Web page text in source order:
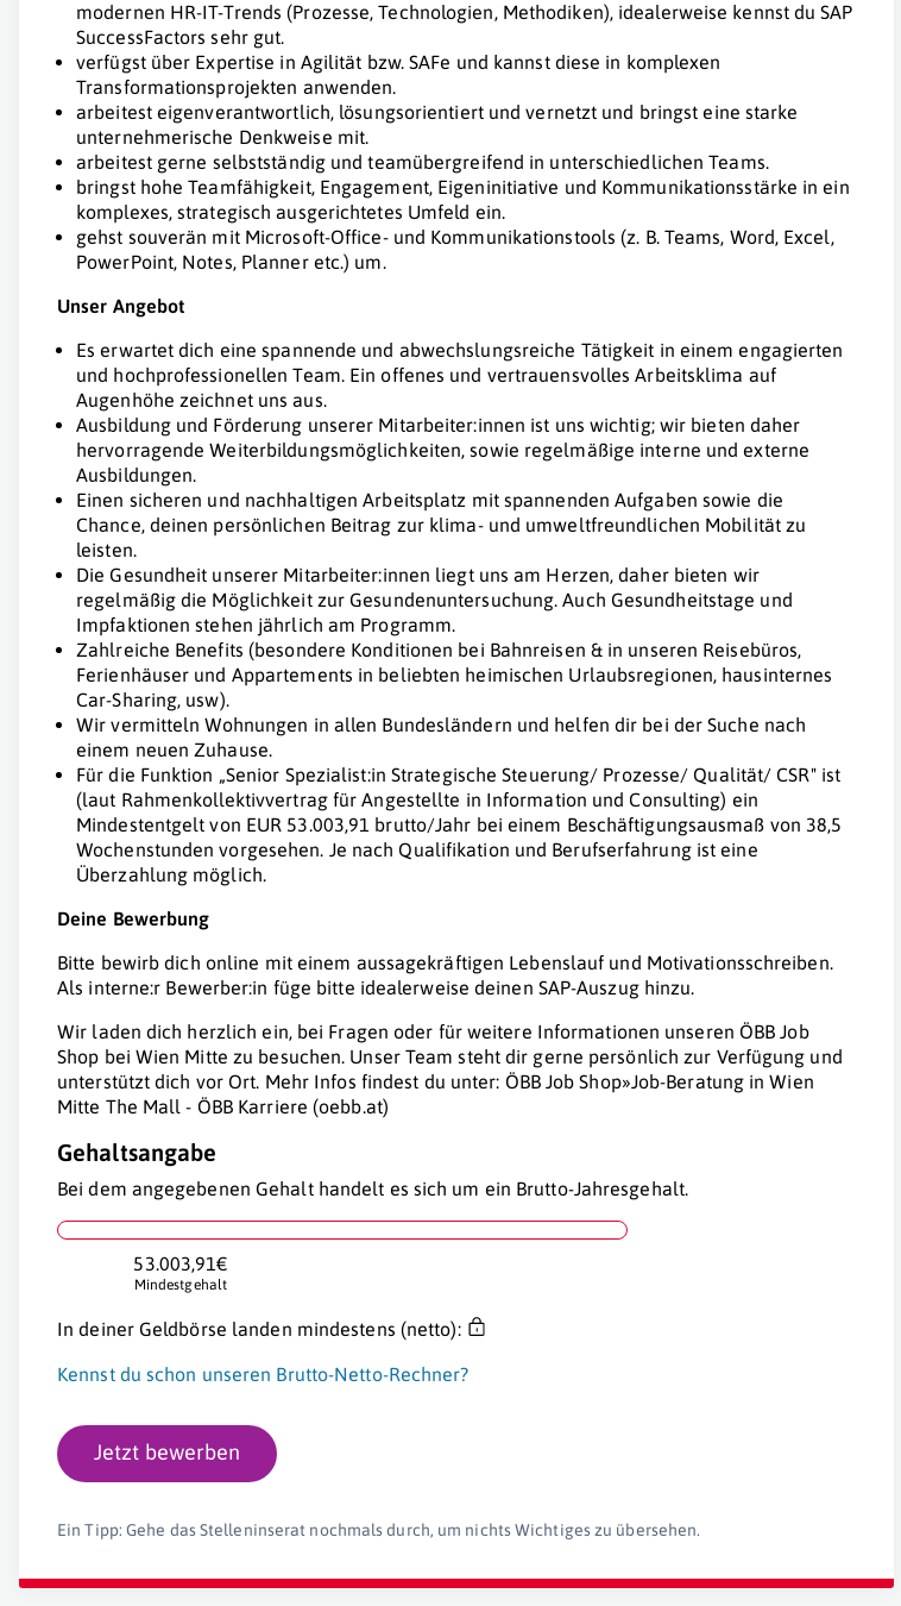
modernen HR-IT-Trends (Prozesse, Technologien, Methodiken), idealerweise kennst du SAP
SuccessFactors sehr gut.
verfügst über Expertise in Agilität bzw. SAFe und kannst diese in komplexen
Transformationsprojekten anwenden.
arbeitest eigenverantwortlich, lösungsorientiert und vernetzt und bringst eine starke
unternehmerische Denkweise mit.
arbeitest gerne selbstständig und teamübergreifend in unterschiedlichen Teams.
bringst hohe Teamfähigkeit, Engagement, Eigeninitiative und Kommunikationsstärke in ein
komplexes, strategisch ausgerichtetes Umfeld ein.
gehst souverän mit Microsoft-Office- und Kommunikationstools (z. B. Teams, Word, Excel,
PowerPoint, Notes, Planner etc.) um.
Unser Angebot
Es erwartet dich eine spannende und abwechslungsreiche Tätigkeit in einem engagierten
und hochprofessionellen Team. Ein offenes und vertrauensvolles Arbeitsklima auf
Augenhöhe zeichnet uns aus.
Ausbildung und Förderung unserer Mitarbeiter:innen ist uns wichtig; wir bieten daher
hervorragende Weiterbildungsmöglichkeiten, sowie regelmäßige interne und externe
Ausbildungen.
Einen sicheren und nachhaltigen Arbeitsplatz mit spannenden Aufgaben sowie die
Chance, deinen persönlichen Beitrag zur klima- und umweltfreundlichen Mobilität zu
leisten.
Die Gesundheit unserer Mitarbeiter:innen liegt uns am Herzen, daher bieten wir
regelmäßig die Möglichkeit zur Gesundenuntersuchung. Auch Gesundheitstage und
Impfaktionen stehen jährlich am Programm.
Zahlreiche Benefits (besondere Konditionen bei Bahnreisen & in unseren Reisebüros,
Ferienhäuser und Appartements in beliebten heimischen Urlaubsregionen, hausinternes
Car-Sharing, usw).
Wir vermitteln Wohnungen in allen Bundesländern und helfen dir bei der Suche nach
einem neuen Zuhause.
Für die Funktion „Senior Spezialist:in Strategische Steuerung/ Prozesse/ Qualität/ CSR" ist
(laut Rahmenkollektivvertrag für Angestellte in Information und Consulting) ein
Mindestentgelt von EUR 53.003,91 brutto/Jahr bei einem Beschäftigungsausmaß von 38,5
Wochenstunden vorgesehen. Je nach Qualifikation und Berufserfahrung ist eine
Überzahlung möglich.
Deine Bewerbung
Bitte bewirb dich online mit einem aussagekräftigen Lebenslauf und Motivationsschreiben.
Als interne:r Bewerber:in füge bitte idealerweise deinen SAP-Auszug hinzu.
Wir laden dich herzlich ein, bei Fragen oder für weitere Informationen unseren ÖBB Job
Shop bei Wien Mitte zu besuchen. Unser Team steht dir gerne persönlich zur Verfügung und
unterstützt dich vor Ort. Mehr Infos findest du unter: ÖBB Job Shop»Job-Beratung in Wien
Mitte The Mall - ÖBB Karriere (oebb.at)
Gehaltsangabe
Bei dem angegebenen Gehalt handelt es sich um ein Brutto-Jahresgehalt.
53.003,91€
Mindestgehalt
In deiner Geldbörse landen mindestens (netto):
Kennst du schon unseren Brutto-Netto-Rechner?
Jetzt bewerben
Ein Tipp: Gehe das Stelleninserat nochmals durch, um nichts Wichtiges zu übersehen.